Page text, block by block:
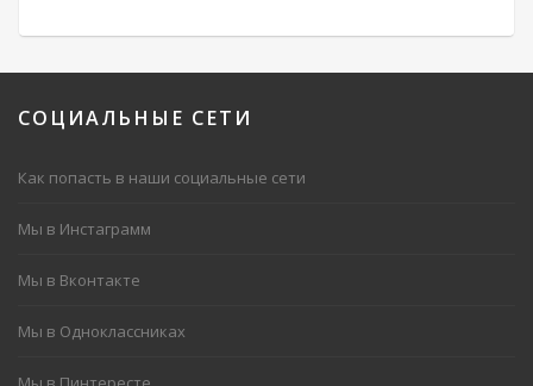
СОЦИАЛЬНЫЕ СЕТИ
Как попасть в наши социальные сети
Мы в Инстаграмм
Мы в Вконтакте
Мы в Одноклассниках